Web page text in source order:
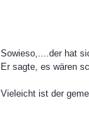
Sowieso,....der hat
Er sagte, es wären
Vieleicht ist der